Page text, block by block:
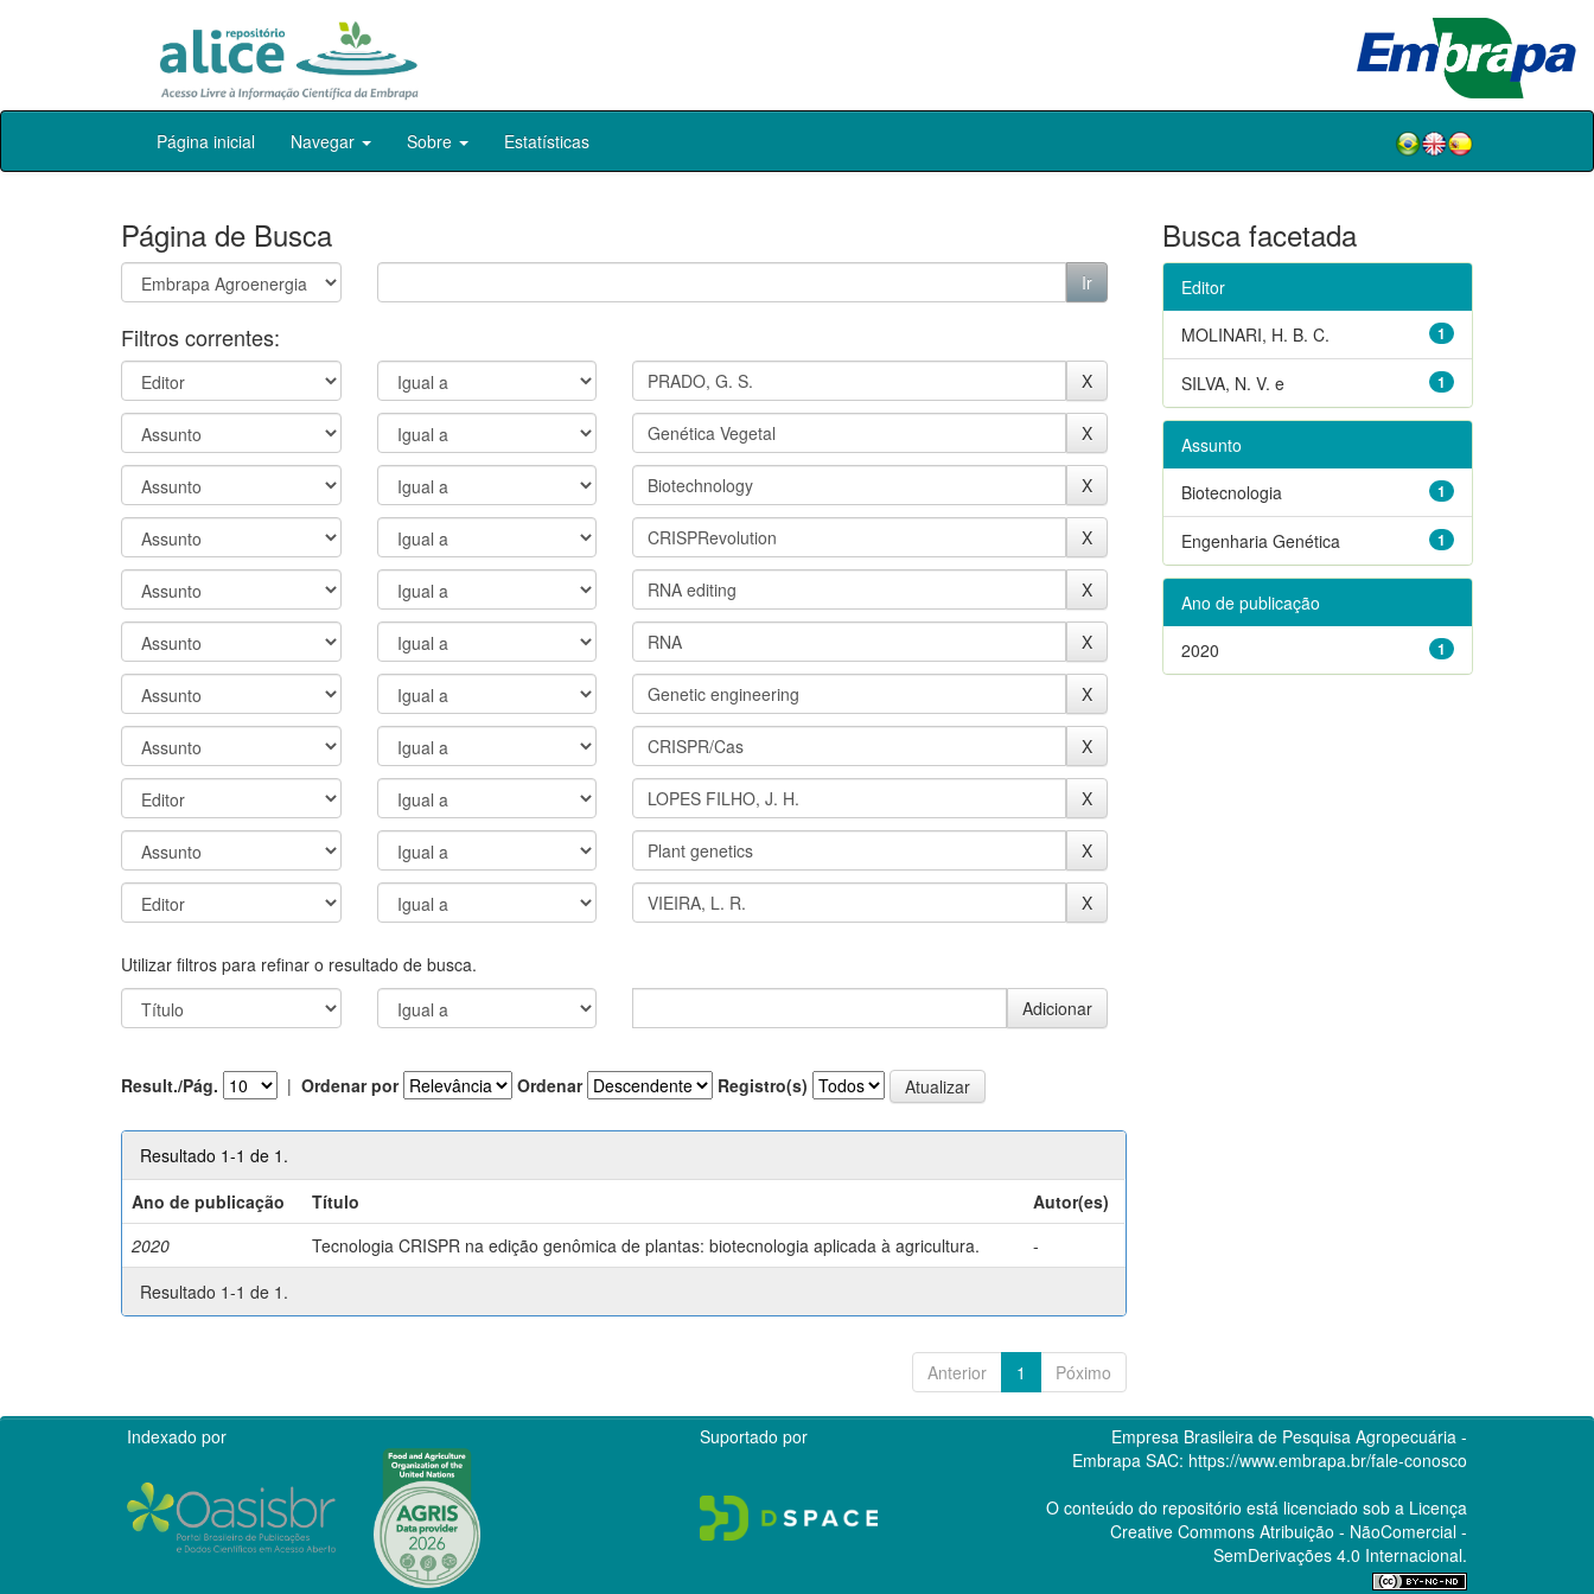
Skip
Página inicial Navegar Sobre Estatísticas
Página de Busca
Filtros correntes:
Utilizar filtros para refinar o resultado de busca.
Result./Pág. | Ordenar por Ordenar Registro(s)
Resultado 1-1 de 1.
Ano de publicação
Título
Autor(es)
2020
Tecnologia CRISPR na edição genômica de plantas: biotecnologia aplicada à agricultura.
-
Resultado 1-1 de 1.
Anterior 1 Póximo
Busca facetada
Editor
1
MOLINARI, H. B. C.
1
SILVA, N. V. e
Assunto
1
Biotecnologia
1
Engenharia Genética
Ano de publicação
1
2020
Indexado por Suportado por
Empresa Brasileira de Pesquisa Agropecuária -
Embrapa SAC: https://www.embrapa.br/fale-conosco
O conteúdo do repositório está licenciado sob a Licença
Creative CommonsAtribuição - NãoComercial -
SemDerivações 4.0 Internacional.